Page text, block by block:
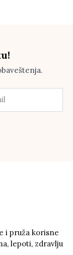
i pruža korisne
lepoti, zdravlju